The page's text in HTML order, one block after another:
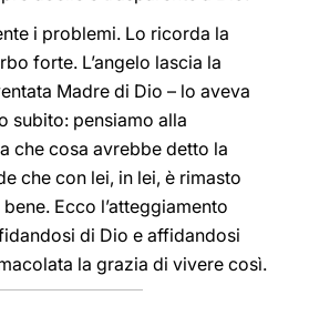
i problemi. Lo ricorda la
forte. L’angelo lascia la
Madre di Dio – lo aveva
subito: pensiamo alla
che cosa avrebbe detto la
che con lei, in lei, è rimasto
Ecco l’atteggiamento
di Dio e affidandosi
la grazia di vivere così.